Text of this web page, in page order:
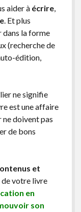
aider à écrire,
. Et plus
dans la forme
(recherche de
édition,
ne signifie
est une affaire
doivent pas
de bons
et
de votre livre
en
son